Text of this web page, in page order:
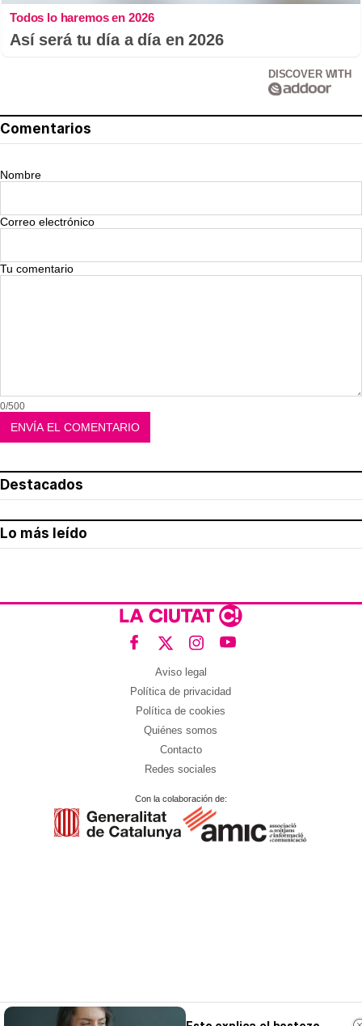
Todos lo haremos en 2026
Así será tu día a día en 2026
DISCOVER WITH
Comentarios
Nombre
Correo electrónico
Tu comentario
0/500
Destacados
Lo más leído
Aviso legal
Política de privacidad
Política de cookies
Quiénes somos
Contacto
Redes sociales
Con la colaboración de: